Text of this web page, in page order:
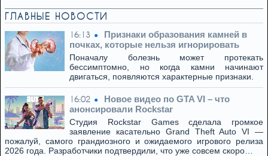
ГЛАВНЫЕ НОВОСТИ
16:13
Признаки образования камней в
почках, которые нельзя игнорировать
Поначалу болезнь может протекать
бессимптомно, но когда камни начинают
двигаться, появляются характерные признаки.
16:02
Новое видео по GTA VI – что
анонсировали Rockstar
Студия Rockstar Games сделала громкое
заявление касательно Grand Theft Auto VI —
пожалуй, самого грандиозного и ожидаемого игрового релиза
2026 года. Разработчики подтвердили, что уже совсем скоро…